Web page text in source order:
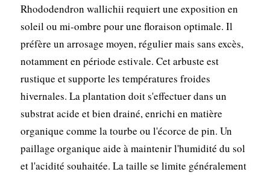
Rhododendron wallichii requiert une exposition en
soleil ou mi-ombre pour une floraison optimale. Il
préfère un arrosage moyen, régulier mais sans excès,
notamment en période estivale. Cet arbuste est
rustique et supporte les températures froides
hivernales. La plantation doit s'effectuer dans un
substrat acide et bien drainé, enrichi en matière
organique comme la tourbe ou l'écorce de pin. Un
paillage organique aide à maintenir l'humidité du sol
et l'acidité souhaitée. La taille se limite généralement